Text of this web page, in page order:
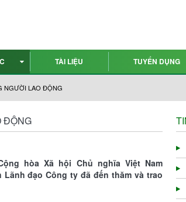
TÀI LIỆU TUYỂN DỤNG
NGƯỜI LAO ĐỘNG
ĐỘNG
hòa Xã hội Chủ nghĩa Việt Nam
Lãnh đạo Công ty đã đến thăm và trao